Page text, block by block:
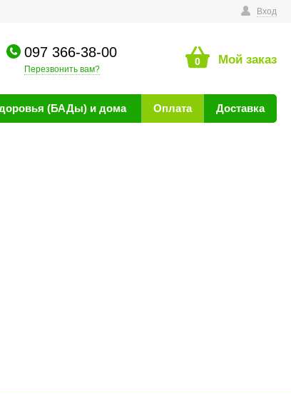
Вход
097 366-38-00
Перезвонить вам?
0 Мой заказ
(БАДы) и дома Оплата Доставка